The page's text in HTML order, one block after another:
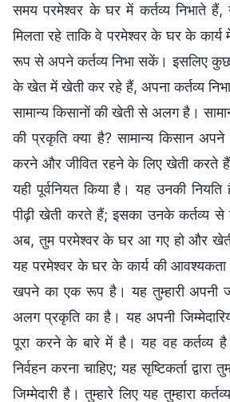
समय परमेश्वर के घर में कर्तव्य निभाते हैं,
मिलता रहे ताकि वे परमेश्वर के घर के कार्य में
रूप से अपने कर्तव्य निभा सकें। इसलिए कुछ
के खेत में खेती कर रहे हैं, अपना कर्तव्य
सामान्य किसानों की खेती से अलग है।
की प्रकृति क्या है? सामान्य किसान अपने
करने और जीवित रहने के लिए खेती करते
यही पूर्वनियत किया है। यह उनकी
पीढ़ी खेती करते हैं; इसका उनके कर्तव्य से
अब, तुम परमेश्वर के घर आ गए हो और
यह परमेश्वर के घर के कार्य की
खपने का एक रूप है। यह तुम्हारी अपनी
अलग प्रकृति का है। यह अपनी
पूरा करने के बारे में है। यह वह कर्तव्य है
निर्वहन करना चाहिए; यह सृष्टिकर्ता
जिम्मेदारी है। तुम्हारे लिए यह तुम्हारा